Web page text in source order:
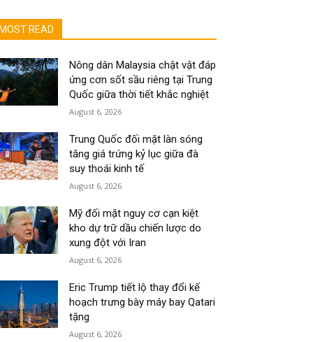
MOST READ
Nông dân Malaysia chật vật đáp
ứng cơn sốt sầu riêng tại Trung
Quốc giữa thời tiết khắc nghiệt
August 6, 2026
Trung Quốc đối mặt làn sóng
tăng giá trứng kỷ lục giữa đà
suy thoái kinh tế
August 6, 2026
Mỹ đối mặt nguy cơ cạn kiệt
kho dự trữ dầu chiến lược do
xung đột với Iran
August 6, 2026
Eric Trump tiết lộ thay đổi kế
hoạch trưng bày máy bay Qatari
tặng
August 6, 2026